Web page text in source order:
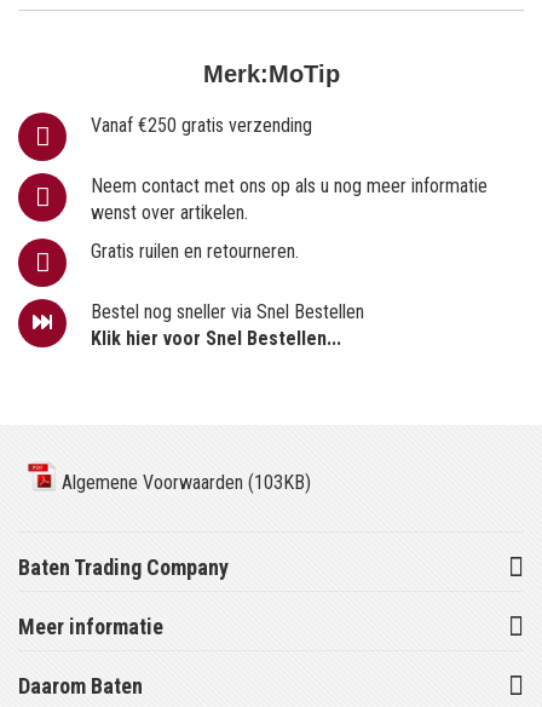
Merk:MoTip
Vanaf €250 gratis verzending
Neem contact met ons op als u nog meer informatie
wenst over artikelen.
Gratis ruilen en retourneren.
Bestel nog sneller via Snel Bestellen
Klik hier voor Snel Bestellen...
Algemene Voorwaarden (103KB)
Baten Trading Company
Meer informatie
Daarom Baten